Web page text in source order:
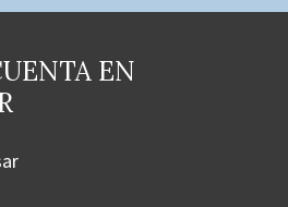
EN